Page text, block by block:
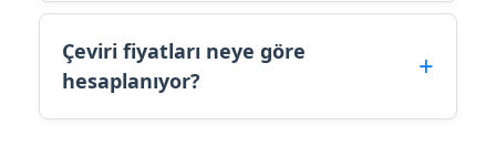
Çeviri fiyatları neye göre
hesaplanıyor?